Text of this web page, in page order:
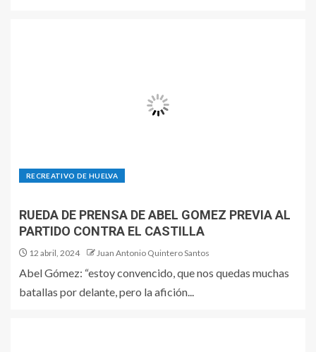
RECREATIVO DE HUELVA
RUEDA DE PRENSA DE ABEL GOMEZ PREVIA AL
PARTIDO CONTRA EL CASTILLA
12 abril, 2024 Juan Antonio Quintero Santos
Abel Gómez: “estoy convencido, que nos quedas muchas
batallas por delante, pero la afición...